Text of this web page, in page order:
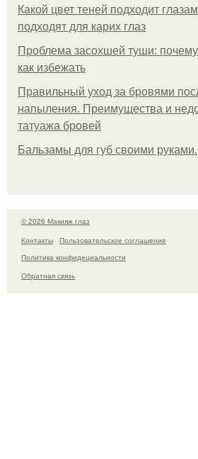
Какой цвет теней подходит
подходят для карих глаз
Проблема засохшей туши: почему
как избежать
Правильный уход за бровями
напыления. Преимущества и
татуажа бровей
Бальзамы для губ своими руками.
© 2026 Макияж глаз
Контакты
Пользовательское соглашение
Политика конфидециальности
Обратная связь